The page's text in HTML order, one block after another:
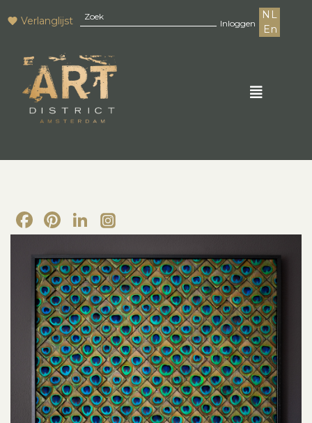
Verlanglijst Inloggen
NL
En
Facebook
Pinterest
LinkedIn